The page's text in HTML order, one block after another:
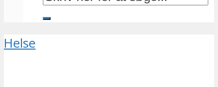
Helse